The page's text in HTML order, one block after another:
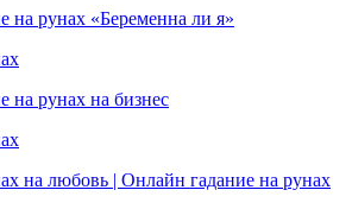
на рунах «Беременна ли я»
на рунах на бизнес
на любовь | Онлайн гадание на рунах